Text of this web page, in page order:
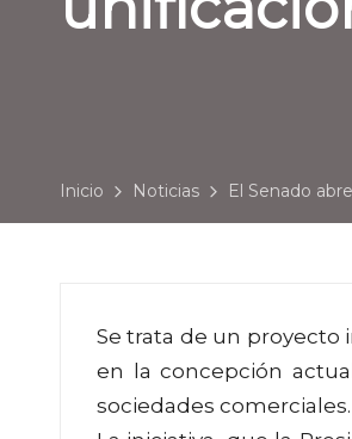
Inicio Noticias El Senado
Se trata de un proyecto
en la concepción
sociedades comerciales.